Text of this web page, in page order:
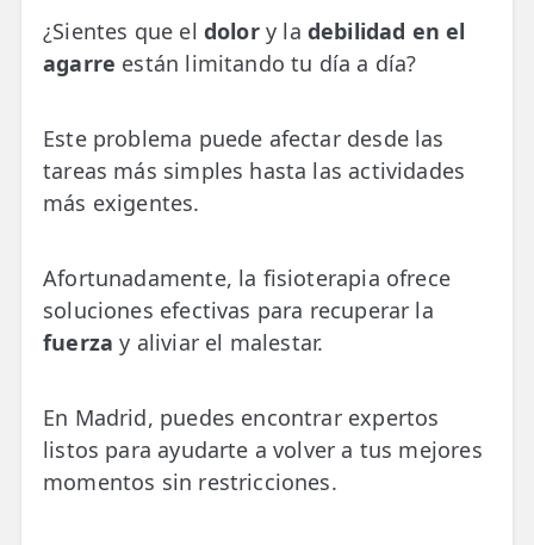
💆‍♀️ Tratamientos
😓 Síntomas
📰 Blog
🏢 Empresas
UBICACIONES
🔍 Buscador Clínicas
📍 Barrio del Pilar
📍 Chamberí - Centro
📍 Barrio Salamanca
¿Sientes que el dolory la debilidad en el
agarre están limitando tu día a día?
Este problema puede afectar desde las
tareas más simples hasta las actividades
más exigentes.
Afortunadamente, la fisioterapia ofrece
soluciones efectivas para recuperar la
fuerza y aliviar el malestar.
En Madrid, puedes encontrar expertos
listos para ayudarte a volver a tus mejores
momentos sin restricciones.